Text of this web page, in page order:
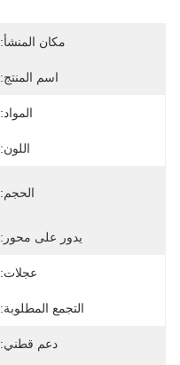
مكان المنشأ:
اسم المنتج:
المواد:
اللون:
الحجم:
يدور على محور:
عجلات:
التجمع المطلوبة:
دعم قطني: